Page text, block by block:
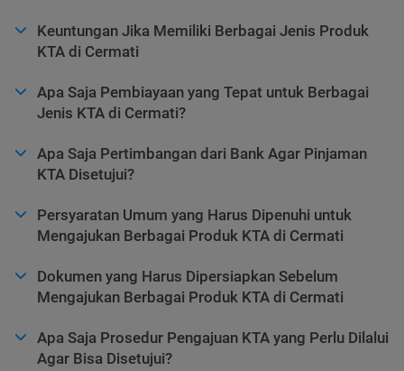
Keuntungan Jika Memiliki Berbagai Jenis Produk
KTA di Cermati
Apa Saja Pembiayaan yang Tepat untuk Berbagai
Jenis KTA di Cermati?
Apa Saja Pertimbangan dari Bank Agar Pinjaman
KTA Disetujui?
Persyaratan Umum yang Harus Dipenuhi untuk
Mengajukan Berbagai Produk KTA di Cermati
Dokumen yang Harus Dipersiapkan Sebelum
Mengajukan Berbagai Produk KTA di Cermati
Apa Saja Prosedur Pengajuan KTA yang Perlu Dilalui
Agar Bisa Disetujui?